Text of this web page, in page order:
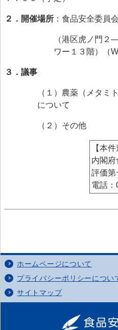
２．開催場所 ：食品安全委員
（港区虎ノ門
ワー１３階）（
３．議事
（１） 農薬（メタミ
について
（２）その他
【本
内閣
評価
電話
ホームページについて
プライバシーポリシーについ
サイトマップ